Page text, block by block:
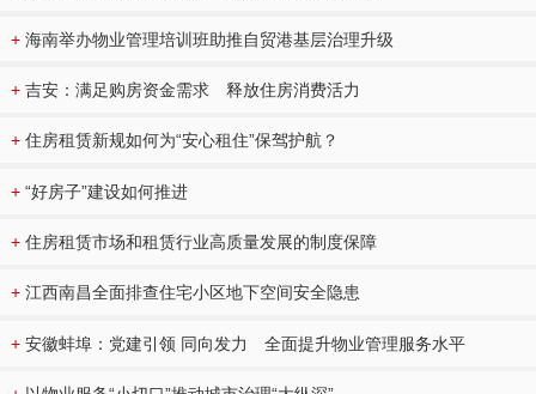
+ 海南举办物业管理培训班助推自贸港基层治理升级
+ 吉安：满足购房资金需求 释放住房消费活力
+ 住房租赁新规如何为“安心租住”保驾护航？
+ “好房子”建设如何推进
+ 住房租赁市场和租赁行业高质量发展的制度保障
+ 江西南昌全面排查住宅小区地下空间安全隐患
+ 安徽蚌埠：党建引领 同向发力 全面提升物业管理服务水平